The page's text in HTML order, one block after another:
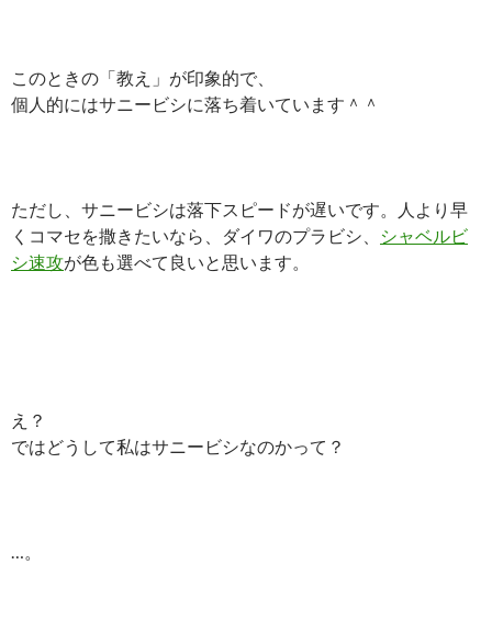
このときの「教え」が印象的で、
個人的にはサニービシに落ち着いています＾＾
ただし、サニービシは落下スピードが遅いです。人より早
くコマセを撒きたいなら、ダイワのプラビシ、
シャベルビ
シ速攻が色も選べて良いと思います。
え？
ではどうして私はサニービシなのかって？